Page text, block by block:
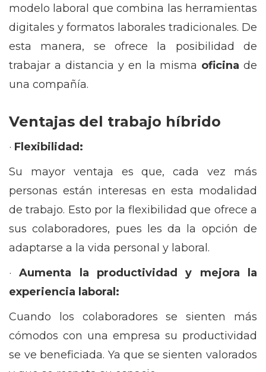
modelo laboral que combina las herramientas
digitales y formatos laborales tradicionales. De
esta manera, se ofrece la posibilidad de
trabajar a distancia y en la misma oficina de
una compañía.
Ventajas del trabajo híbrido
· Flexibilidad:
Su mayor ventaja es que, cada vez más
personas están interesas en esta modalidad
de trabajo. Esto por la flexibilidad que ofrece a
sus colaboradores, pues les da la opción de
adaptarse a la vida personal y laboral.
·Aumenta la productividad y mejora la
experiencia laboral:
Cuando los colaboradores se sienten más
cómodos con una empresa su productividad
se ve beneficiada. Ya que se sienten valorados